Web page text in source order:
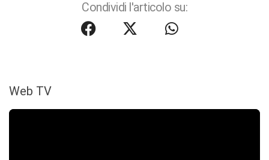
Condividi l'articolo su:
Web TV